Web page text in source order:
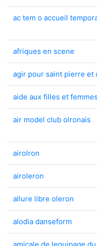
ac tem o accueil
afriques en scene
agir pour saint pierre et
aide aux filles et
air model club olronais
airolron
airoleron
allure libre oleron
alodia danseform